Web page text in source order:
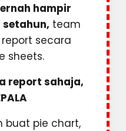
hampir
setahun, team
secara
sheets.
report sahaja,
buat pie chart,